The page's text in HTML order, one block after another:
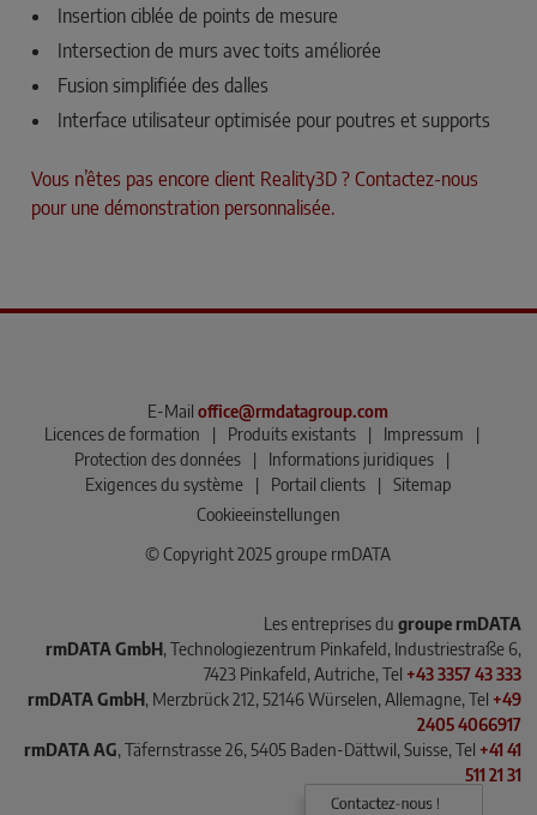
Insertion ciblée de points de mesure
Intersection de murs avec toits améliorée
Fusion simplifiée des dalles
Interface utilisateur optimisée pour poutres et supports
Vous n’êtes pas encore client Reality3D ? Contactez-nous
pour une démonstration personnalisée.
E-Mailoffice@rmdatagroup.com
Licences de formation
| Produits existants | Impressum
|
Protection des données
| Informations juridiques
|
Exigences du système
| Portail clients |
Sitemap
Cookieeinstellungen
© Copyright 2025 groupe rmDATA
Les entreprises du groupe rmDATA
rmDATA GmbH, Technologiezentrum Pinkafeld, Industriestraße 6,
7423 Pinkafeld, Autriche, Tel +43 3357 43 333
rmDATA GmbH, Merzbrück 212, 52146 Würselen, Allemagne, Tel +49
2405 4066917
rmDATA AG, Täfernstrasse 26, 5405 Baden-Dättwil, Suisse, Tel +41 41
511 21 31